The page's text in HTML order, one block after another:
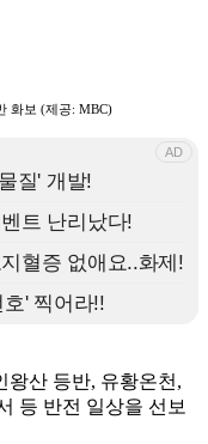
화보 (제공: MBC)
왕산 등반, 유황온천,
등 반전 일상을 선보